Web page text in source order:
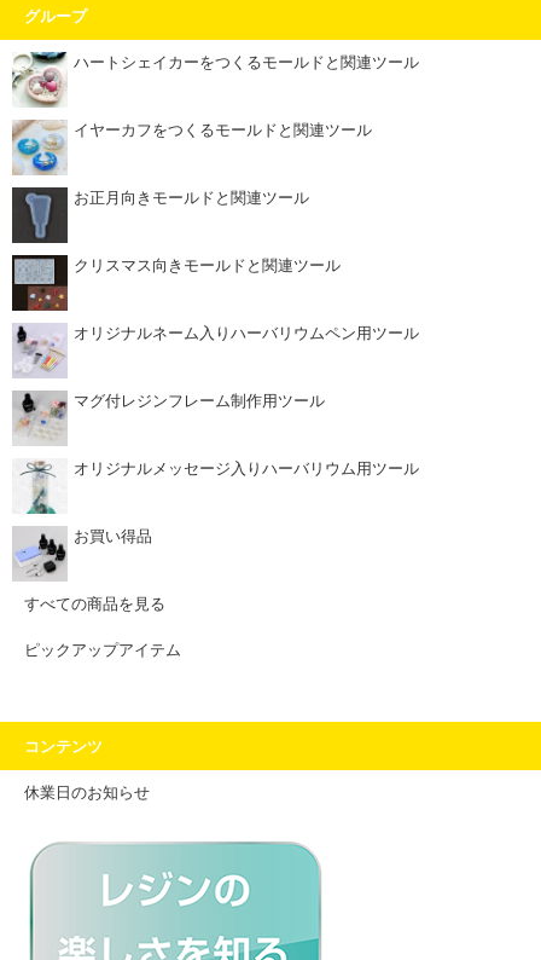
グループ
ハートシェイカーをつくるモールドと関連ツール
イヤーカフをつくるモールドと関連ツール
お正月向きモールドと関連ツール
クリスマス向きモールドと関連ツール
オリジナルネーム入りハーバリウムペン用ツール
マグ付レジンフレーム制作用ツール
オリジナルメッセージ入りハーバリウム用ツール
お買い得品
すべての商品を見る
ピックアップアイテム
コンテンツ
休業日のお知らせ